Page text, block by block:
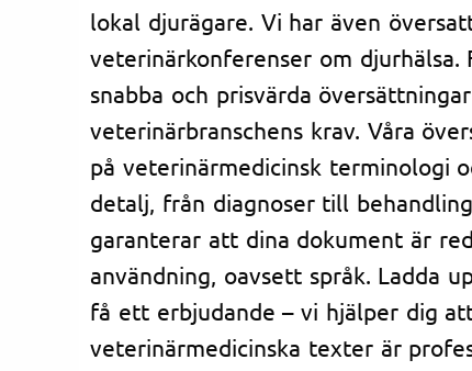
lokal djurägare. Vi har även
veterinärkonferenser om djurhälsa.
snabba och prisvärda
veterinärbranschens krav. Våra
på veterinärmedicinsk terminologi
detalj, från diagnoser till
garanterar att dina dokument är
användning, oavsett språk. Ladda
få ett erbjudande – vi hjälper dig
veterinärmedicinska texter är